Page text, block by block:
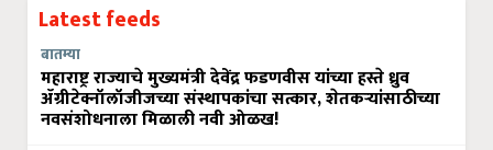
Latest feeds
बातम्या
महाराष्ट्र राज्याचे मुख्यमंत्री देवेंद्र फडणवीस यांच्या हस्ते ध्रुव
ॲग्रीटेक्नॉलॉजीजच्या संस्थापकांचा सत्कार, शेतकऱ्यांसाठीच्या
नवसंशोधनाला मिळाली नवी ओळख!